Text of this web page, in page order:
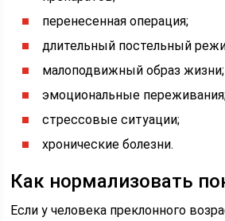
перенесенная операция;
длительный постельный
малоподвижный образ жизни;
эмоциональные
стрессовые ситуации;
хронические болезни.
Как нормализовать
Если у человека преклонного